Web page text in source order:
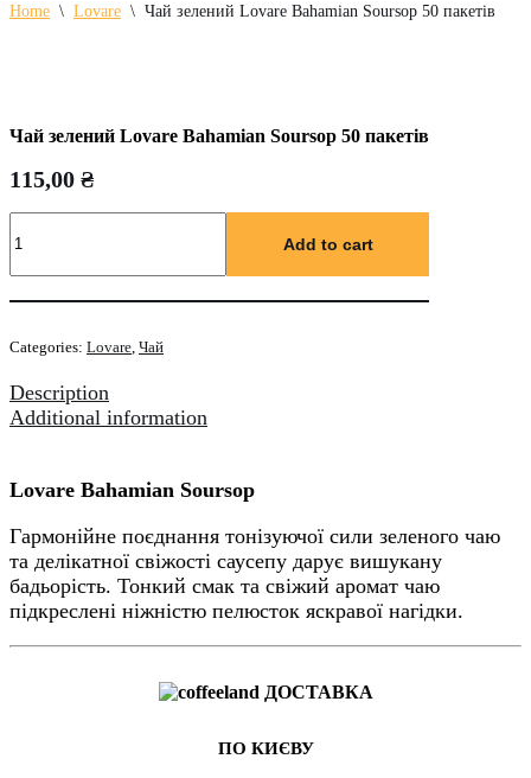
Home \ Lovare \ Чай зелений Lovare Bahamian Soursop 50 пакетів
Чай зелений Lovare Bahamian Soursop 50 пакетів
115,00 ₴
зелений
Soursop
пакетів
Add to cart
Categories: Lovare Чай
Description
Additional information
Lovare Bahamian Soursop
Гармонійне поєднання тонізуючої сили зеленого чаю
та делікатної свіжості саусепу дарує вишукану
бадьорість. Тонкий смак та свіжий аромат чаю
підкреслені ніжністю пелюсток яскравої нагідки.
ДОСТАВКА
ПО КИЄВУ